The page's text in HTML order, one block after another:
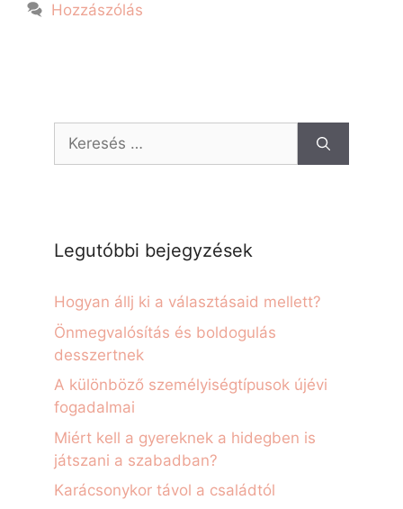
Hozzászólás
Legutóbbi bejegyzések
Hogyan állj ki a választásaid mellett?
Önmegvalósítás és boldogulás
desszertnek
A különböző személyiségtípusok újévi
fogadalmai
Miért kell a gyereknek a hidegben is
játszani a szabadban?
Karácsonykor távol a családtól